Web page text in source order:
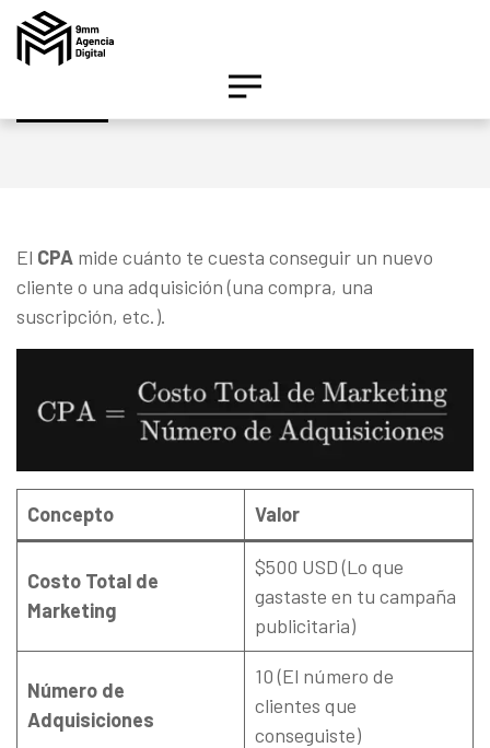
Calculadora CPA
El CPA mide cuánto te cuesta conseguir un nuevo
cliente o una adquisición (una compra, una
suscripción, etc.).
Concepto Valor
Costo Total de
Marketing
$500 USD (Lo que
gastaste en tu campaña
publicitaria)
Número de
Adquisiciones
10 (El número de
clientes que
conseguiste)
¡Hola! Soy el asesor inteligente oficial de 9MM, tu
agencia de marketing de performance.
¿Te gustaría conocer nuestros servicios, ver el
gratuito?